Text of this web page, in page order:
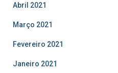
Abril 2021
Março 2021
Fevereiro 2021
Janeiro 2021